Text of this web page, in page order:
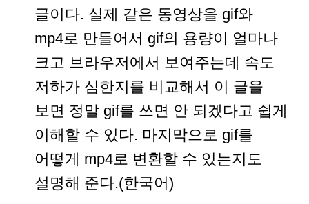
글이다. 실제 같은 동영상을 gif와
mp4로 만들어서 gif의 용량이 얼마나
크고 브라우저에서 보여주는데 속도
저하가 심한지를 비교해서 이 글을
보면 정말 gif를 쓰면 안 되겠다고 쉽게
이해할 수 있다. 마지막으로 gif를
어떻게 mp4로 변환할 수 있는지도
설명해 준다.(한국어)